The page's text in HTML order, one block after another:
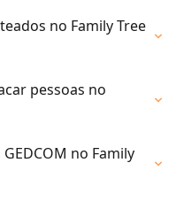
no Family Tree
pessoas no
no Family